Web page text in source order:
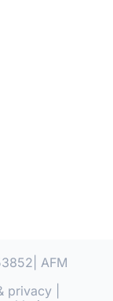
AFM
privacy